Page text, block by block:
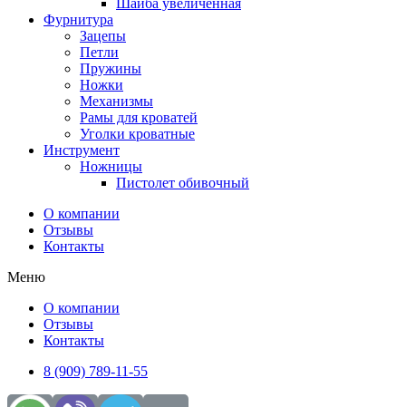
Фурнитура
Зацепы
Петли
Пружины
Ножки
Механизмы
Рамы для кроватей
Уголки кроватные
Инструмент
Ножницы
Пистолет обивочный
О компании
Отзывы
Контакты
Меню
О компании
Отзывы
Контакты
8 (909) 789-11-55